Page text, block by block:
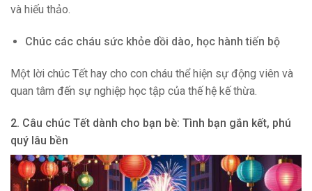
và hiếu thảo.
Chúc các cháu sức khỏe dồi dào, học hành tiến bộ
Một lời chúc Tết hay cho con cháu thể hiện sự động viên và
quan tâm đến sự nghiệp học tập của thế hệ kế thừa.
2. Câu chúc Tết dành cho bạn bè: Tình bạn gắn kết, phú
quý lâu bền